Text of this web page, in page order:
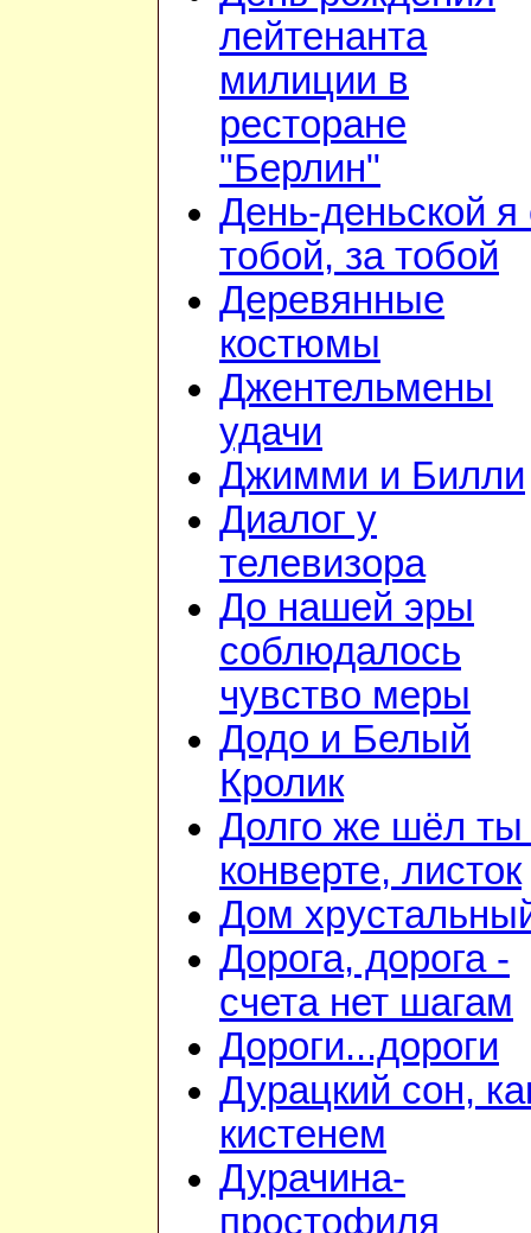
лейтенанта
милиции в
ресторане
"Берлин"
День-деньской я
тобой, за тобой
Деревянные
костюмы
Джентельмены
удачи
Джимми и Билли
Диалог у
телевизора
До нашей эры
соблюдалось
чувство меры
Додо и Белый
Кролик
Долго же шёл ты
конверте, листок
Дом
Дорога, дорога -
счета нет шагам
Дороги...дороги
Дурацкий сон,
кистенем
Дурачина-
простофиля